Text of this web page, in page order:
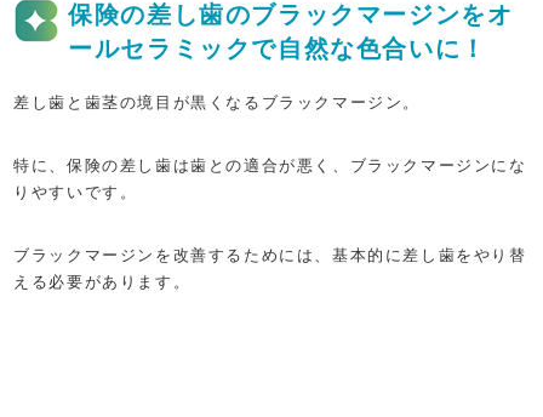
保険の差し歯のブラックマージンをオ
ールセラミックで自然な色合いに！
差し歯と歯茎の境目が黒くなるブラックマージン。
特に、保険の差し歯は歯との適合が悪く、ブラックマージンにな
りやすいです。
ブラックマージンを改善するためには、基本的に差し歯をやり替
える必要があります。